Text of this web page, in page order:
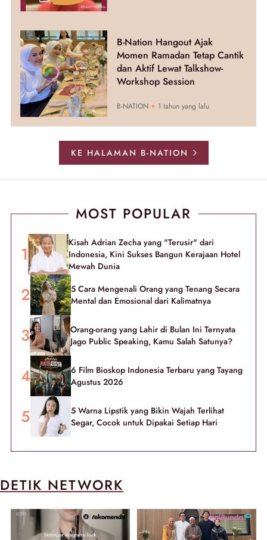
B-Nation Hangout Ajak
Momen Ramadan Tetap Cantik
dan Aktif Lewat Talkshow-
Workshop Session
B-NATION 1 tahun yang lalu
KE HALAMAN B-NATION
MOST POPULAR
Kisah Adrian Zecha yang "Terusir" dari
Indonesia, Kini Sukses Bangun Kerajaan Hotel
Mewah Dunia
5 Cara Mengenali Orang yang Tenang Secara
Mental dan Emosional dari Kalimatnya
Orang-orang yang Lahir di Bulan Ini Ternyata
Jago Public Speaking, Kamu Salah Satunya?
6 Film Bioskop Indonesia Terbaru yang Tayang
Agustus 2026
5 Warna Lipstik yang Bikin Wajah Terlihat
Segar, Cocok untuk Dipakai Setiap Hari
DETIK NETWORK